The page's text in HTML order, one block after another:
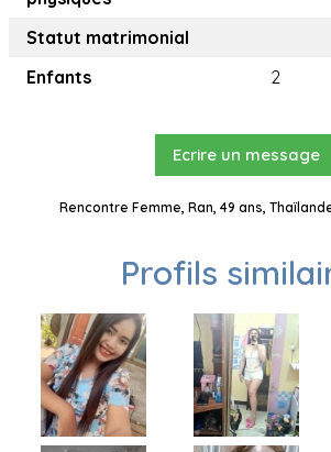
Statut matrimonial
Enfants
2
Ecrire un message
Rencontre Femme, Ran, 49 ans,
Profils